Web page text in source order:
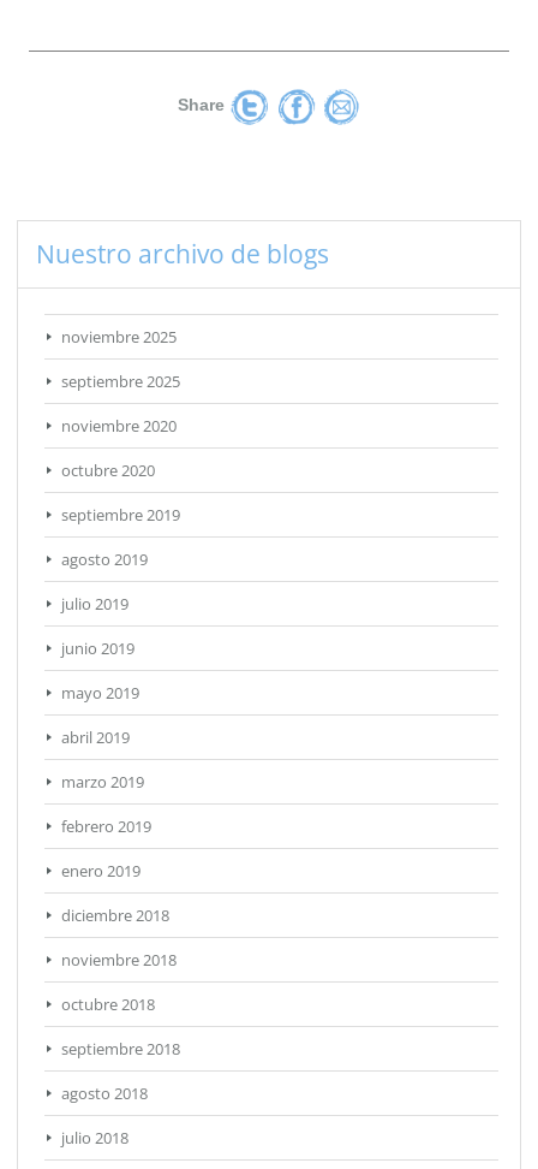
Share
Nuestro archivo de blogs
noviembre 2025
septiembre 2025
noviembre 2020
octubre 2020
septiembre 2019
agosto 2019
julio 2019
junio 2019
mayo 2019
abril 2019
marzo 2019
febrero 2019
enero 2019
diciembre 2018
noviembre 2018
octubre 2018
septiembre 2018
agosto 2018
julio 2018